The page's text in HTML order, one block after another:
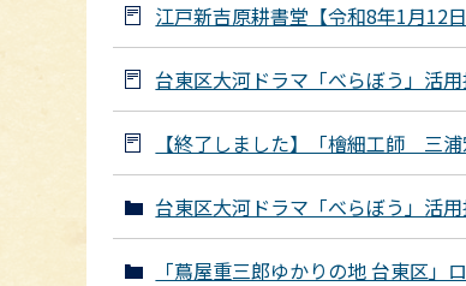
江戸新吉原耕書堂【令和8年1月12
台東区大河ドラマ「べらぼう」活
【終了しました】「檜細工師 三
台東区大河ドラマ「べらぼう」活
「蔦屋重三郎ゆかりの地 台東区